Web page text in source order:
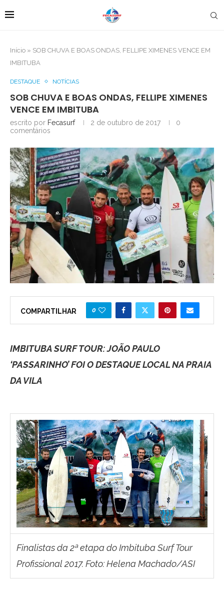
Início » SOB CHUVA E BOAS ONDAS, FELLIPE XIMENES VENCE EM
IMBITUBA
DESTAQUE NOTÍCIAS
SOB CHUVA E BOAS ONDAS, FELLIPE XIMENES
VENCE EM IMBITUBA
escrito por Fecasurf 2 de outubro de 2017
0
comentários
COMPARTILHAR 0
IMBITUBA SURF TOUR: JOÃO PAULO
‘PASSARINHO’ FOI O DESTAQUE LOCAL NA PRAIA
DA VILA
Finalistas da 2ª etapa do Imbituba Surf Tour
Profissional 2017. Foto: Helena Machado/ASI